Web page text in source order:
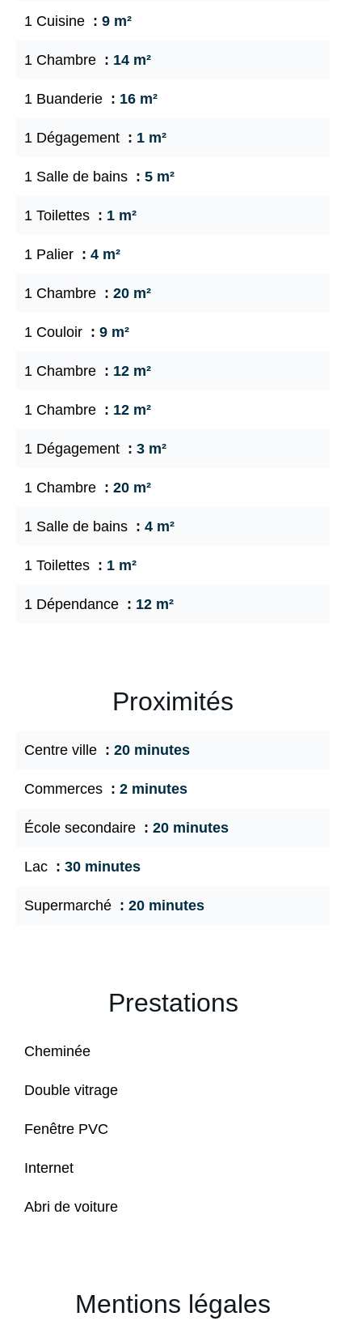
1 Cuisine 9 m²
1 Chambre 14 m²
1 Buanderie 16 m²
1 Dégagement 1 m²
1 Salle de bains 5 m²
1 Toilettes 1 m²
1 Palier 4 m²
1 Chambre 20 m²
1 Couloir 9 m²
1 Chambre 12 m²
1 Chambre 12 m²
1 Dégagement 3 m²
1 Chambre 20 m²
1 Salle de bains 4 m²
1 Toilettes 1 m²
1 Dépendance 12 m²
Proximités
Centre ville 20 minutes
Commerces 2 minutes
École secondaire 20 minutes
Lac 30 minutes
Supermarché 20 minutes
Prestations
Cheminée
Double vitrage
Fenêtre PVC
Internet
Abri de voiture
Mentions légales